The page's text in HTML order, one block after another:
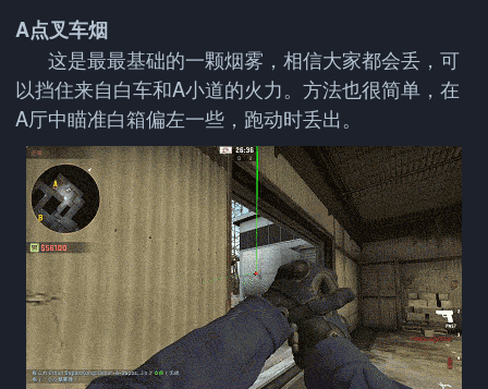
A点叉车烟
这是最最基础的一颗烟雾，相信大家都会丢，可
以挡住来自白车和A小道的火力。方法也很简单，在
A厅中瞄准白箱偏左一些，跑动时丢出。